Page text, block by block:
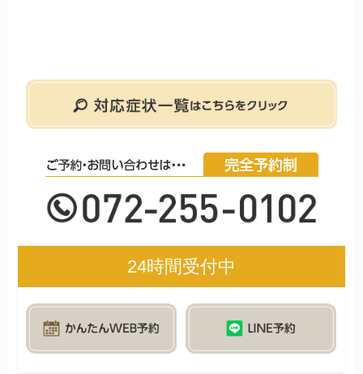
24時間受付中